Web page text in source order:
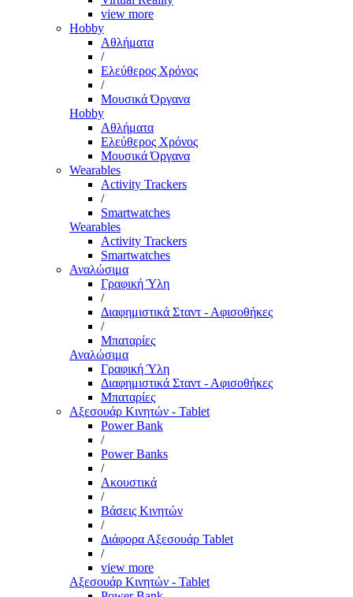
view more
Hobby
Αθλήματα
/
Ελεύθερος Χρόνος
/
Μουσικά Όργανα
Hobby
Αθλήματα
Ελεύθερος Χρόνος
Μουσικά Όργανα
Wearables
Activity Trackers
/
Smartwatches
Wearables
Activity Trackers
Smartwatches
Αναλώσιμα
Γραφική Ύλη
/
Διαφημιστικά Σταντ - Αφισοθήκες
/
Μπαταρίες
Αναλώσιμα
Γραφική Ύλη
Διαφημιστικά Σταντ - Αφισοθήκες
Μπαταρίες
Αξεσουάρ Κινητών - Tablet
Power Bank
/
Power Banks
/
Ακουστικά
/
Βάσεις Κινητών
/
Διάφορα Αξεσουάρ Tablet
/
view more
Αξεσουάρ Κινητών - Tablet